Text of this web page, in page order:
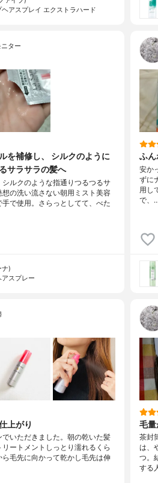
アスプレイ エクストラハード
ター
を補修し、 シルクのように
サラサラの髪へ
ルクのような指通りつるつるサ
の洗い流さない朝用ミスト美容
で使用。さらっとしてて、べた
ナ)
スプレー
ふん
安か
ずに
用し
で、
上がり
いただきました。朝の乾いた髪
ートメントしっとり濡れるくら
毛先に向かって乾かし毛先は伸
毛量
茶封
は、
つ。
する